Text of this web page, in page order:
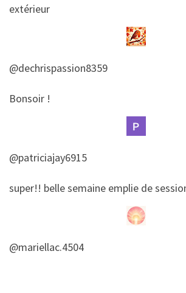
extérieur
@dechrispassion8359
​​Bonsoir !
@patriciajay6915
​​super!! belle semaine emplie de
@mariellac.4504